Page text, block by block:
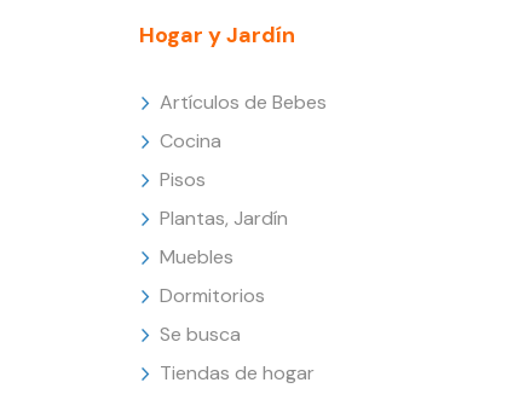
Hogar y Jardín
Artículos de Bebes
Cocina
Pisos
Plantas, Jardín
Muebles
Dormitorios
Se busca
Tiendas de hogar